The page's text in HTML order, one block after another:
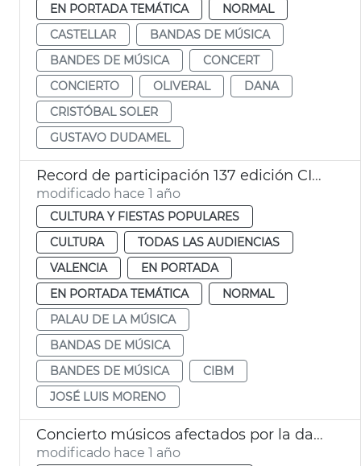
EN PORTADA TEMÁTICA
NORMAL
CASTELLAR
BANDAS DE MÚSICA
BANDES DE MÚSICA
CONCERT
CONCIERTO
OLIVERAL
DANA
CRISTÓBAL SOLER
GUSTAVO DUDAMEL
Record de participación 137 edición CIBM Ciudad de València
modificado hace 1 año
CULTURA Y FIESTAS POPULARES
CULTURA
TODAS LAS AUDIENCIAS
VALENCIA
EN PORTADA
EN PORTADA TEMÁTICA
NORMAL
PALAU DE LA MÚSICA
BANDAS DE MÚSICA
BANDES DE MÚSICA
CIBM
JOSÉ LUIS MORENO
Concierto músicos afectados por la dana
modificado hace 1 año